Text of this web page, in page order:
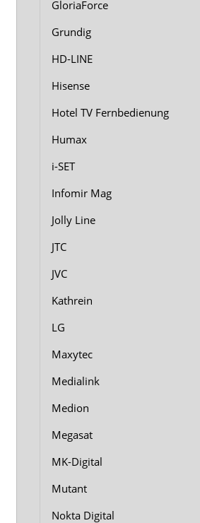
GloriaForce
Grundig
HD-LINE
Hisense
Hotel TV Fernbedienung
Humax
i-SET
Infomir Mag
Jolly Line
JTC
JVC
Kathrein
LG
Maxytec
Medialink
Medion
Megasat
MK-Digital
Mutant
Nokta Digital